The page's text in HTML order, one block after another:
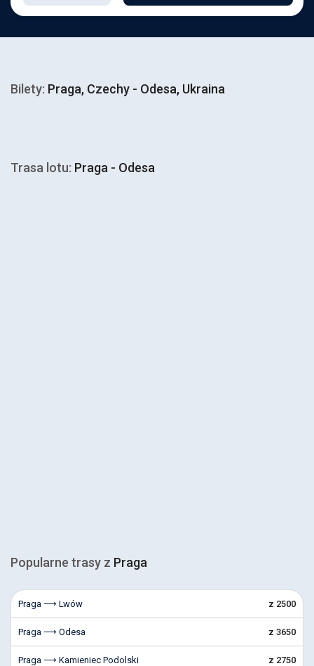
Bilety: Praga, Czechy - Odesa, Ukraina
Trasa lotu: Praga - Odesa
Popularne trasy z Praga
Praga ⟶ Lwów z 2500
Praga ⟶ Odesa z 3650
Praga ⟶ Kamieniec Podolski z 2750